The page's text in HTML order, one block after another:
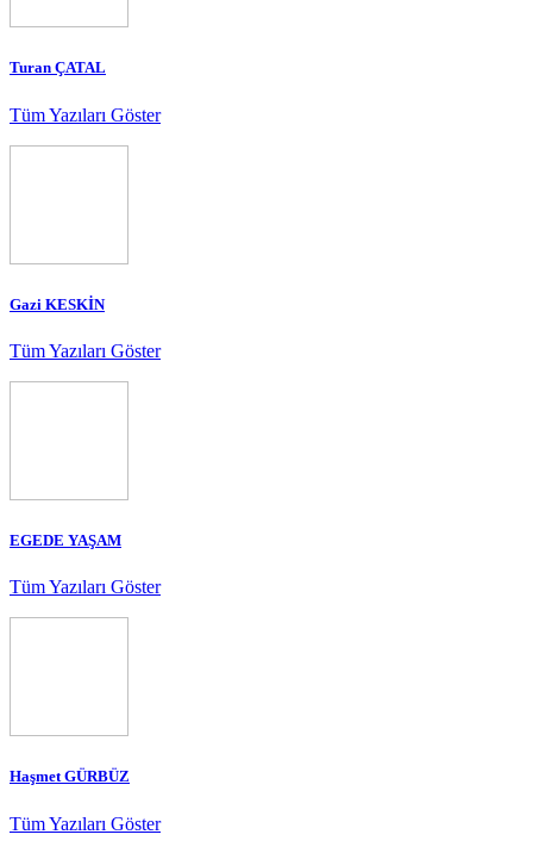
Turan ÇATAL
Tüm Yazıları Göster
Gazi KESKİN
Tüm Yazıları Göster
EGEDE YAŞAM
Tüm Yazıları Göster
Haşmet GÜRBÜZ
Tüm Yazıları Göster